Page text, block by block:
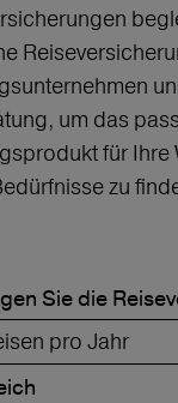
um das
für Ihre
zu
Sie die